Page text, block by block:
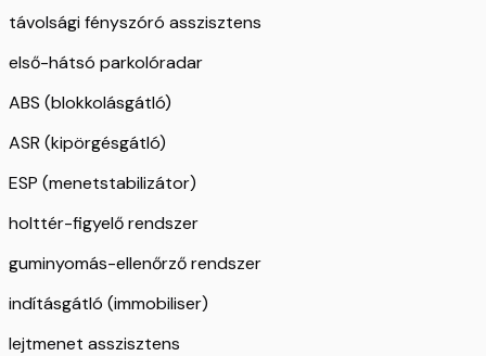
távolsági fényszóró asszisztens
első-hátsó parkolóradar
ABS (blokkolásgátló)
ASR (kipörgésgátló)
ESP (menetstabilizátor)
holttér-figyelő rendszer
guminyomás-ellenőrző rendszer
indításgátló (immobiliser)
lejtmenet asszisztens